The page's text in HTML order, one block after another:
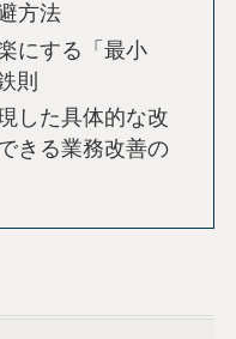
方法
にする「最小
則
した具体的な改
きる業務改善の